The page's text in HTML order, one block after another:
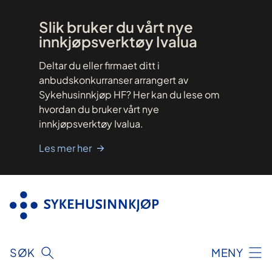
Slik bruker du vårt nye
innkjøpsverktøy Ivalua
Deltar du eller firmaet ditt i
anbudskonkurranser arrangert av
Sykehusinnkjøp HF? Her kan du lese om
hvordan du bruker vårt nye
innkjøpsverktøy Ivalua.
Les mer her
SØK MENY